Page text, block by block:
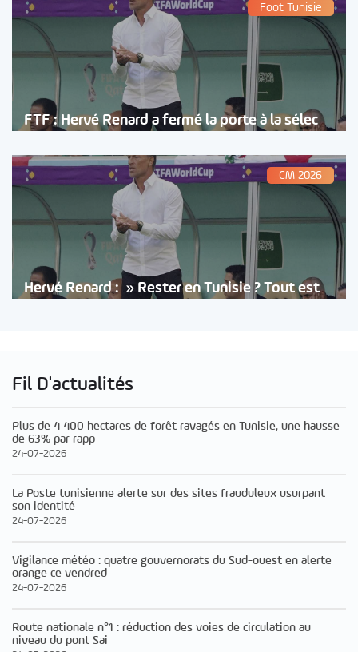
Foot Tunisie
FTF : Hervé Renard a fermé la porte à la sélec
CM 2026
Hervé Renard : » Rester en Tunisie ? Tout est
Fil D'actualités
Plus de 4 400 hectares de forêt ravagés en Tunisie, une hausse
de 63% par rapp
24-07-2026
La Poste tunisienne alerte sur des sites frauduleux usurpant
son identité
24-07-2026
Vigilance météo : quatre gouvernorats du Sud-ouest en alerte
orange ce vendred
24-07-2026
Route nationale n°1 : réduction des voies de circulation au
niveau du pont Sai